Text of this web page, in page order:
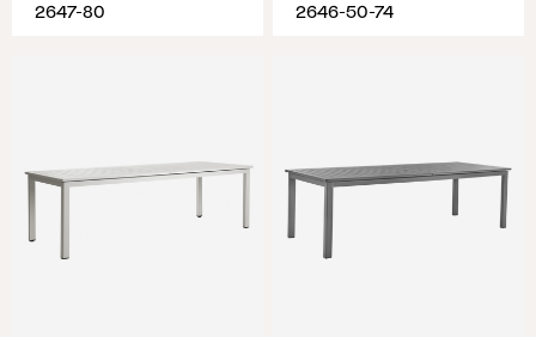
2647-80 2646-50-74